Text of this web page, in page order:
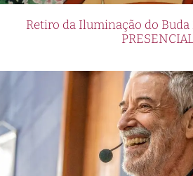
Retiro da Iluminação do Buda
PRESENCIAL